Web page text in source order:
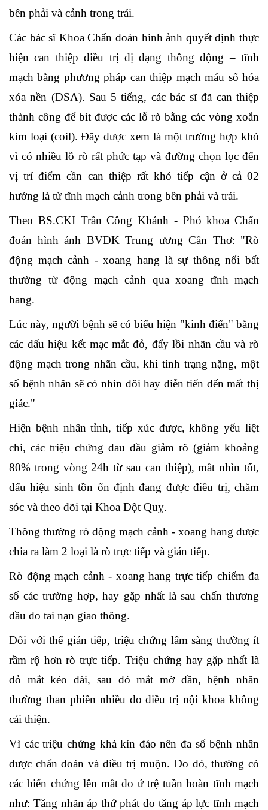
bên phải và cảnh trong trái.
Các bác sĩ Khoa Chẩn đoán hình ảnh quyết định thực
hiện can thiệp điều trị dị dạng thông động – tĩnh
mạch bằng phương pháp can thiệp mạch máu số hóa
xóa nền (DSA). Sau 5 tiếng, các bác sĩ đã can thiệp
thành công để bít được các lỗ rò bằng các vòng xoắn
kim loại (coil). Đây được xem là một trường hợp khó
vì có nhiều lỗ rò rất phức tạp và đường chọn lọc đến
vị trí điểm cần can thiệp rất khó tiếp cận ở cả 02
hướng là từ tĩnh mạch cảnh trong bên phải và trái.
Theo BS.CKI Trần Công Khánh - Phó khoa Chẩn
đoán hình ảnh BVĐK Trung ương Cần Thơ: "Rò
động mạch cảnh - xoang hang là sự thông nối bất
thường từ động mạch cảnh qua xoang tĩnh mạch
hang.
Lúc này, người bệnh sẽ có biểu hiện "kinh điển" bằng
các dấu hiệu kết mạc mắt đỏ, đẩy lồi nhãn cầu và rò
động mạch trong nhãn cầu, khi tình trạng nặng, một
số bệnh nhân sẽ có nhìn đôi hay diễn tiến đến mất thị
giác."
Hiện bệnh nhân tỉnh, tiếp xúc được, không yếu liệt
chi, các triệu chứng đau đầu giảm rõ (giảm khoảng
80% trong vòng 24h từ sau can thiệp), mắt nhìn tốt,
dấu hiệu sinh tồn ổn định đang được điều trị, chăm
sóc và theo dõi tại Khoa Đột Quỵ.
Thông thường rò động mạch cảnh - xoang hang được
chia ra làm 2 loại là rò trực tiếp và gián tiếp.
Rò động mạch cảnh - xoang hang trực tiếp chiếm đa
số các trường hợp, hay gặp nhất là sau chấn thương
đầu do tai nạn giao thông.
Đối với thể gián tiếp, triệu chứng lâm sàng thường ít
rầm rộ hơn rò trực tiếp. Triệu chứng hay gặp nhất là
đỏ mắt kéo dài, sau đó mắt mờ dần, bệnh nhân
thường than phiền nhiều do điều trị nội khoa không
cải thiện.
Vì các triệu chứng khá kín đáo nên đa số bệnh nhân
được chẩn đoán và điều trị muộn. Do đó, thường có
các biến chứng lên mắt do ứ trệ tuần hoàn tĩnh mạch
như: Tăng nhãn áp thứ phát do tăng áp lực tĩnh mạch